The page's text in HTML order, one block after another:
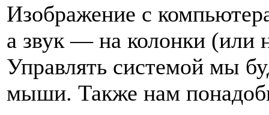
Изображение с
а звук — на колонки (или
Управлять системой мы
мыши. Также нам